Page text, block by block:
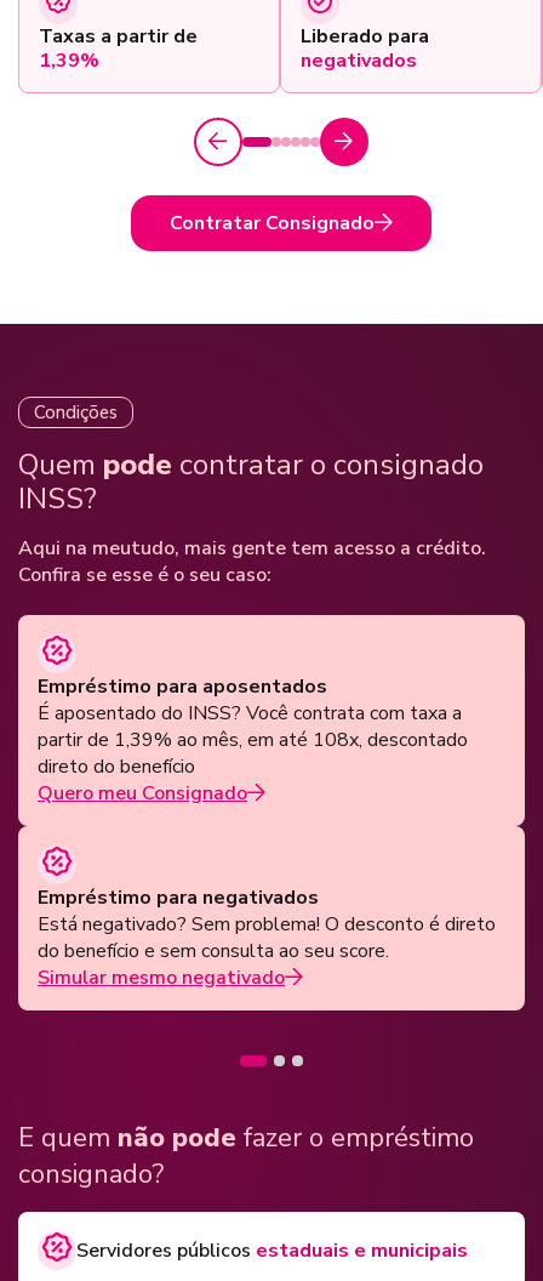
Taxas a partir de
1,39%
Liberado para
negativados
Contratar Consignado
Condições
Quem pode contratar o consignado
INSS?
Aqui na meutudo, mais gente tem acesso a crédito.
Confira se esse é o seu caso:
Empréstimo para aposentados
É aposentado do INSS? Você contrata com taxa a
partir de 1,39% ao mês, em até 108x, descontado
direto do benefício
Quero meu Consignado
Empréstimo para negativados
Está negativado? Sem problema! O desconto é direto
do benefício e sem consulta ao seu score.
Simular mesmo negativado
E quem não pode fazer o empréstimo
consignado?
Servidores públicos estaduais e municipais